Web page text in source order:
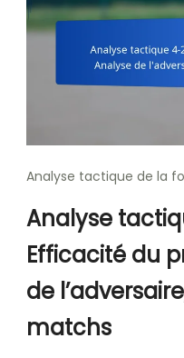
Analyse tactique de la
Analyse
Efficacité du
de
matchs